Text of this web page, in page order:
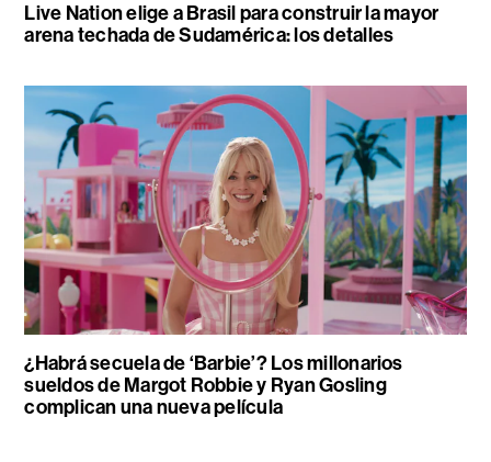
Live Nation elige a Brasil para construir la mayor
arena techada de Sudamérica: los detalles
¿Habrá secuela de ‘Barbie’? Los millonarios
sueldos de Margot Robbie y Ryan Gosling
complican una nueva película